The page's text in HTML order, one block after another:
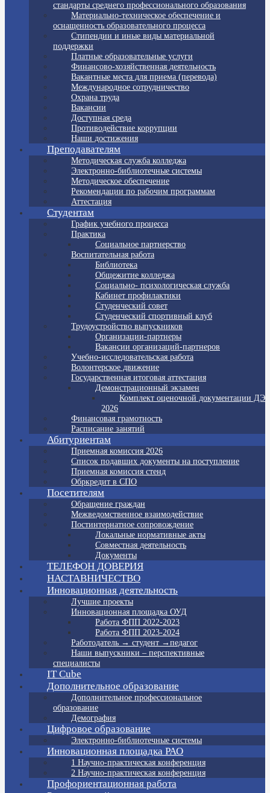
стандарты среднего профессионального образования
Материально-техническое обеспечение и
оснащенность образовательного процесса
Стипендии и иные виды материальной
поддержки
Платные образовательные услуги
Финансово-хозяйственная деятельность
Вакантные места для приема (перевода)
Международное сотрудничество
Охрана труда
Вакансии
Доступная среда
Противодействие коррупции
Наши достижения
Преподавателям
Методическая служба колледжа
Электронно-библиотечные системы
Методическое обеспечение
Рекомендации по рабочим программам
Аттестация
Студентам
График учебного процесса
Практика
Социальное партнерство
Воспитательная работа
Библиотека
Общежитие колледжа
Социально- психологическая служба
Кабинет профилактики
Студенческий совет
Студенческий спортивный клуб
Трудоустройство выпускников
Организации-партнеры
Вакансии организаций-партнеров
Учебно-исследовательская работа
Волонтерское движение
Государственная итоговая аттестация
Демонстрационный экзамен
Комплект оценочной документации ДЭ
2026
Финансовая грамотность
Расписание занятий
Абитуриентам
Приемная комиссия 2026
Список подавших документы на поступление
Приемная комиссия стенд
Обркредит в СПО
Посетителям
Обращение граждан
Межведомственное взаимодействие
Постинтернатное сопровождение
Локальные нормативные акты
Совместная деятельность
Документы
ТЕЛЕФОН ДОВЕРИЯ
НАСТАВНИЧЕСТВО
Инновационная деятельность
Лучшие проекты
Инновационная площадка ОУД
Работа ФПП 2022-2023
Работа ФПП 2023-2024
Работодатель → студент →педагог
Наши выпускники – перспективные
специалисты
IT Cube
Дополнительное образование
Дополнительное профессиональное
образование
Демография
Цифровое образование
Электронно-библиотечные системы
Инновационная площадка РАО
1 Научно-практическая конференция
2 Научно-практическая конференция
Профориентационная работа